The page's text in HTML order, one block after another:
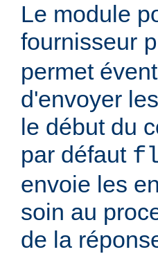
Le module
fournisseur
permet
d'envoyer
le début du
par défaut
envoie les
soin au
de la